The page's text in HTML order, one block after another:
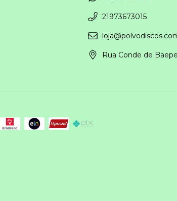
21973673015
Rua Conde de